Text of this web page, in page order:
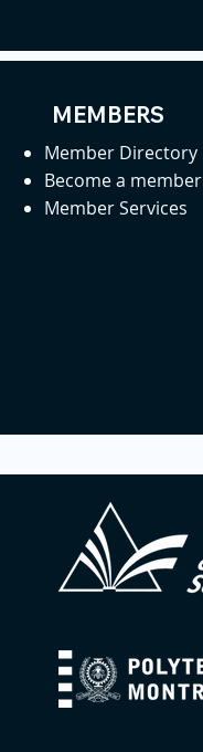
MEMBERS
Member Directory
Become a member
Member Services